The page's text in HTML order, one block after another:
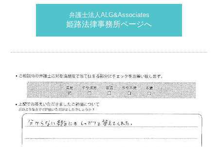
弁護士法人ALG&Associates
姫路法律事務所ページへ